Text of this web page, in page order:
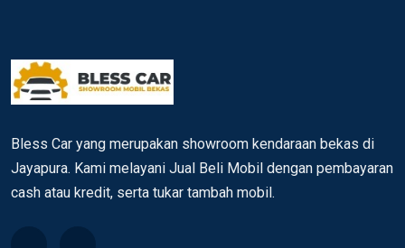
Bless Car yang merupakan showroom kendaraan bekas di
Jayapura. Kami melayani Jual Beli Mobil dengan pembayaran
cash atau kredit, serta tukar tambah mobil.